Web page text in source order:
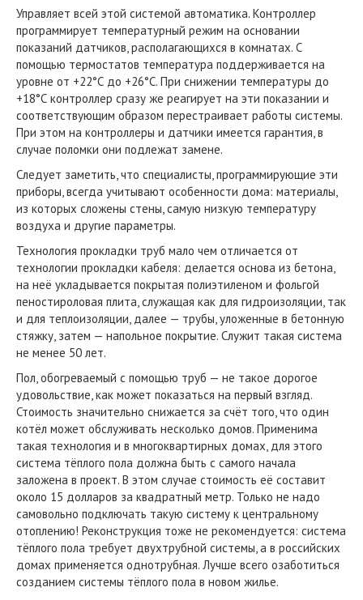
Управляет всей этой системой автоматика. Контроллер
программирует температурный режим на основании
показаний датчиков, располагающихся в комнатах. С
помощью термостатов температура поддерживается на
уровне от +22°С до +26°С. При снижении температуры до
+18°С контроллер сразу же реагирует на эти показании и
соответствующим образом перестраивает работы системы.
При этом на контроллеры и датчики имеется гарантия, в
случае поломки они подлежат замене.
Следует заметить, что специалисты, программирующие эти
приборы, всегда учитывают особенности дома: материалы,
из которых сложены стены, самую низкую температуру
воздуха и другие параметры.
Технология прокладки труб мало чем отличается от
технологии прокладки кабеля: делается основа из бетона,
на неё укладывается покрытая полиэтиленом и фольгой
пеностироловая плита, служащая как для гидроизоляции, так
и для теплоизоляции, далее — трубы, уложенные в бетонную
стяжку, затем — напольное покрытие. Служит такая система
не менее 50 лет.
Пол, обогреваемый с помощью труб — не такое дорогое
удовольствие, как может показаться на первый взгляд.
Стоимость значительно снижается за счёт того, что один
котёл может обслуживать несколько домов. Применима
такая технология и в многоквартирных домах, для этого
система тёплого пола должна быть с самого начала
заложена в проект. В этом случае стоимость её составит
около 15 долларов за квадратный метр. Только не надо
самовольно подключать такую систему к центральному
отоплению! Реконструкция тоже не рекомендуется: система
тёплого пола требует двухтрубной системы, а в российских
домах применяется однотрубная. Лучше всего озаботиться
созданием системы тёплого пола в новом жилье.